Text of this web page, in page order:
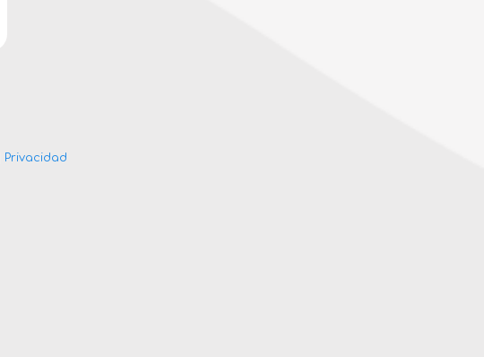
Privacidad